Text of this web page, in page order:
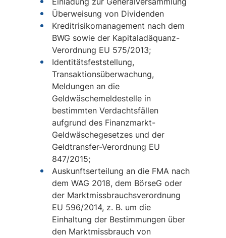
Überweisung von Dividenden
Kreditrisikomanagement nach dem
BWG sowie der Kapitaladäquanz-
Verordnung EU 575/2013;
Identitätsfeststellung,
Transaktionsüberwachung,
Meldungen an die
Geldwäschemeldestelle in
bestimmten Verdachtsfällen
aufgrund des Finanzmarkt-
Geldwäschegesetzes und der
Geldtransfer-Verordnung EU
847/2015;
Auskunftserteilung an die FMA nach
dem WAG 2018, dem BörseG oder
der Marktmissbrauchsverordnung
EU 596/2014, z. B. um die
Einhaltung der Bestimmungen über
den Marktmissbrauch von